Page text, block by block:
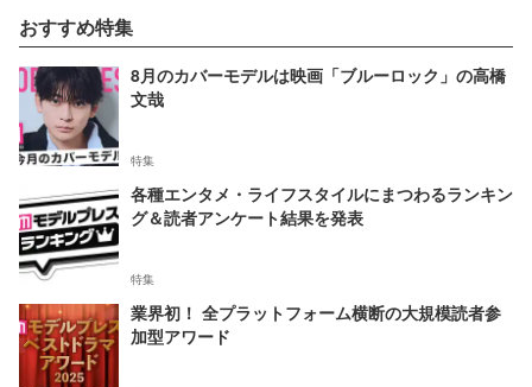
おすすめ特集
8月のカバーモデルは映画「ブルーロック」の高橋
文哉
特集
各種エンタメ・ライフスタイルにまつわるランキン
グ＆読者アンケート結果を発表
特集
業界初！ 全プラットフォーム横断の大規模読者参
加型アワード